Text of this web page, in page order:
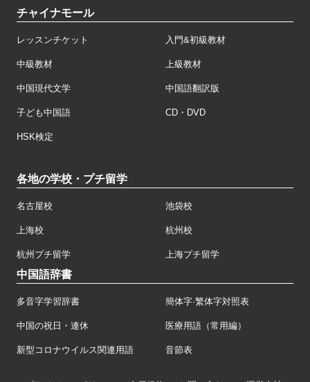
チャイナモール
レッスンチケット 入門&初級教材
中級教材 上級教材
中国現代文学 中国語翻訳版
子ども中国語 CD・DVD
HSK検定
各地の学校・プチ留学
名古屋校 池袋校
上海校 杭州校
杭州プチ留学 上海プチ留学
中国語辞書
多音字学習辞書 簡体字·繁体字対照表
中国の祝日・連休 医療用語（常用編）
新型コロナウイルス関連用語 音節表